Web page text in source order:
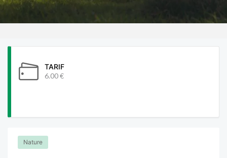
TARIF
6.00 €
Nature